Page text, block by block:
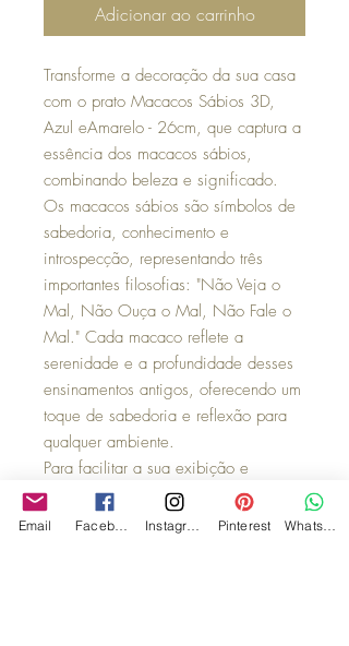
Adicionar ao carrinho
Transforme a decoração da sua casa
com o prato Macacos Sábios 3D,
Azul eAmarelo - 26cm, que captura a
essência dos macacos sábios,
combinando beleza e significado.
Os macacos sábios são símbolos de
sabedoria, conhecimento e
introspecção, representando três
importantes filosofias: "Não Veja o
Mal, Não Ouça o Mal, Não Fale o
Mal." Cada macaco reflete a
serenidade e a profundidade desses
ensinamentos antigos, oferecendo um
toque de sabedoria e reflexão para
qualquer ambiente.
Para facilitar a sua exibição e
a integração na decoração, cada
prato vem com um suporte para
Email Pinterest